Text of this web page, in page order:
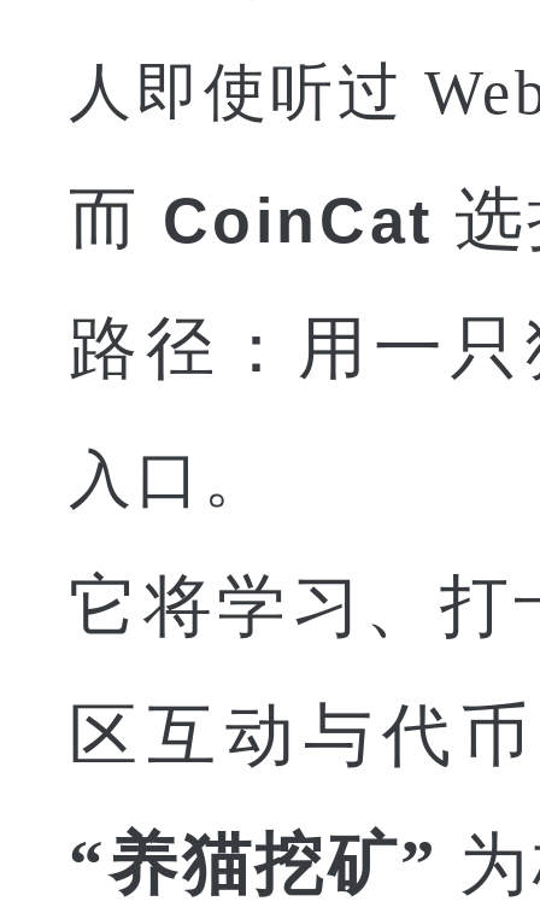
人即使听过
而 CoinCat
路径：用一
入口。
它将学习、
区互动与代
“养猫挖矿”